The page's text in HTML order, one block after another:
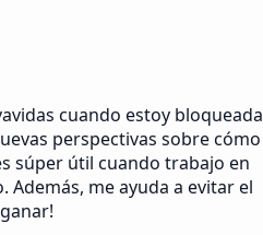
cuando estoy bloqueada
perspectivas sobre cómo
súper útil cuando trabajo en
me ayuda a evitar el